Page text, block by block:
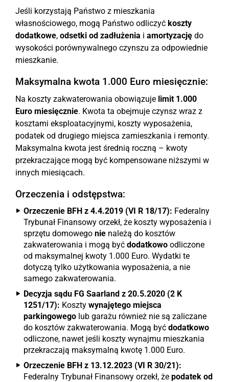
Jeśli korzystają Państwo z mieszkania
własnościowego, mogą Państwo odliczyć koszty
dodatkowe, odsetki od zadłużenia i amortyzację do
wysokości porównywalnego czynszu za odpowiednie
mieszkanie.
Maksymalna kwota 1.000 Euro miesięcznie:
Na koszty zakwaterowania obowiązuje limit 1.000
Euro miesięcznie. Kwota ta obejmuje czynsz wraz z
kosztami eksploatacyjnymi, koszty wyposażenia,
podatek od drugiego miejsca zamieszkania i remonty.
Maksymalna kwota jest średnią roczną – kwoty
przekraczające mogą być kompensowane niższymi w
innych miesiącach.
Orzeczenia i odstępstwa:
Orzeczenie BFH z 4.4.2019 (VI R 18/17): Federalny
Trybunał Finansowy orzekł, że koszty wyposażenia i
sprzętu domowego nie należą do kosztów
zakwaterowania i mogą być dodatkowo odliczone
od maksymalnej kwoty 1.000 Euro. Wydatki te
dotyczą tylko użytkowania wyposażenia, a nie
samego zakwaterowania.
Decyzja sądu FG Saarland z 20.5.2020 (2 K
1251/17): Koszty wynajętego miejsca
parkingowego lub garażu również nie są zaliczane
do kosztów zakwaterowania. Mogą być dodatkowo
odliczone, nawet jeśli koszty wynajmu mieszkania
przekraczają maksymalną kwotę 1.000 Euro.
Orzeczenie BFH z 13.12.2023 (VI R 30/21):
Federalny Trybunał Finansowy orzekł, że podatek od